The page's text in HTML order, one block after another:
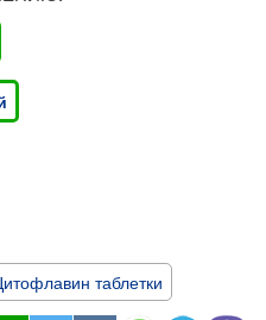
таблетки